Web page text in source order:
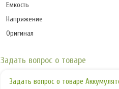
Емкость
Напряжение
Оригинал
Задать вопрос о товаре
Задать вопрос о товаре